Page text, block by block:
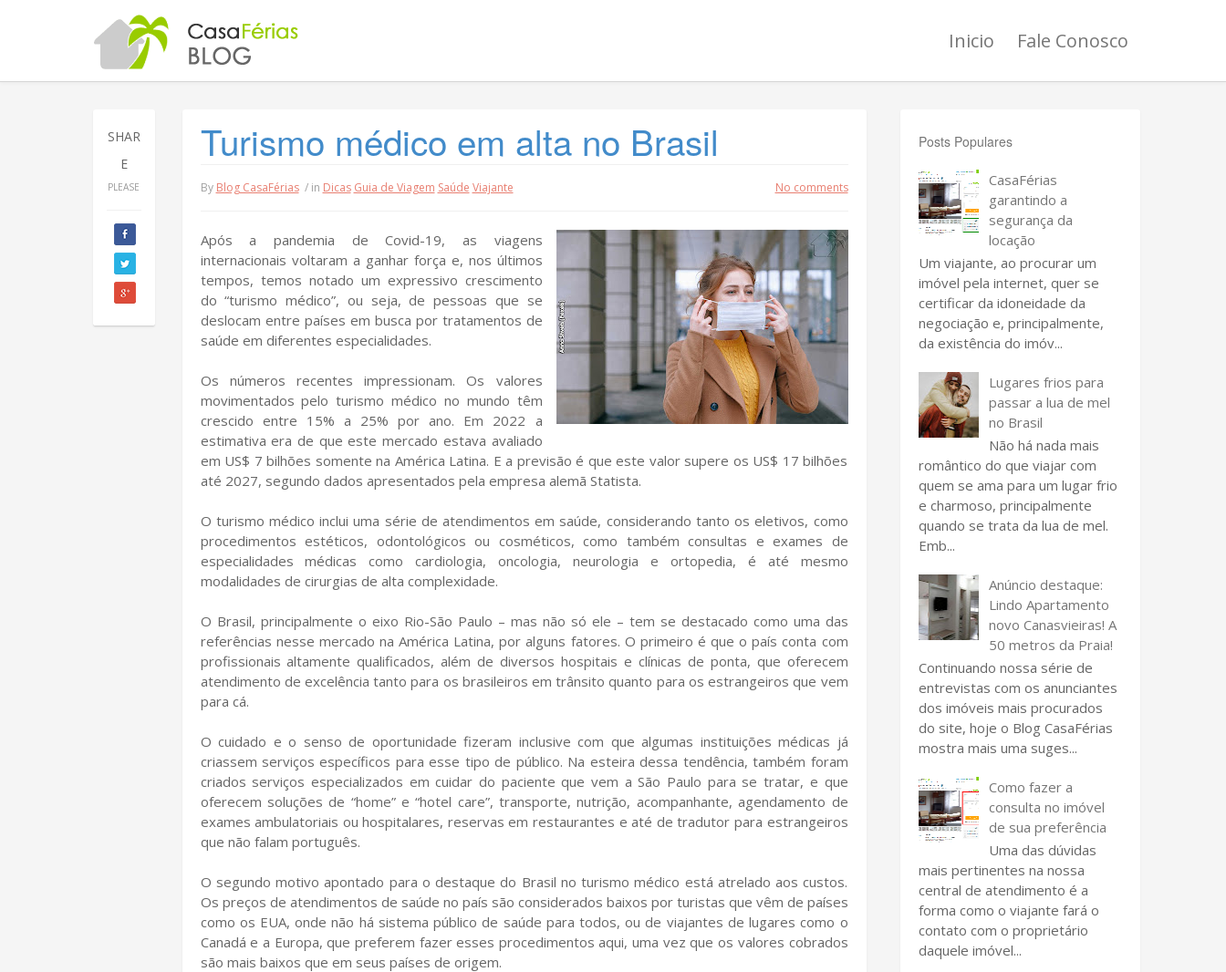
Inicio Fale Conosco
SHAR
E
PLEASE
Turismo médico em alta no Brasil
By Blog CasaFérias / in Dicas Guia de Viagem Saúde Viajante No comments
Após a pandemia de Covid-19, as viagens
internacionais voltaram a ganhar força e, nos últimos
tempos, temos notado um expressivo crescimento
do “turismo médico”, ou seja, de pessoas que se
deslocam entre países em busca por tratamentos de
saúde em diferentes especialidades.
Os números recentes impressionam. Os valores
movimentados pelo turismo médico no mundo têm
crescido entre 15% a 25% por ano. Em 2022 a
estimativa era de que este mercado estava avaliado
em US$ 7 bilhões somente na América Latina. E a previsão é que este valor supere os US$ 17 bilhões
até 2027, segundo dados apresentados pela empresa alemã Statista.
O turismo médico inclui uma série de atendimentos em saúde, considerando tanto os eletivos, como
procedimentos estéticos, odontológicos ou cosméticos, como também consultas e exames de
especialidades médicas como cardiologia, oncologia, neurologia e ortopedia, é até mesmo
modalidades de cirurgias de alta complexidade.
O Brasil, principalmente o eixo Rio-São Paulo – mas não só ele – tem se destacado como uma das
referências nesse mercado na América Latina, por alguns fatores. O primeiro é que o país conta com
profissionais altamente qualificados, além de diversos hospitais e clínicas de ponta, que oferecem
atendimento de excelência tanto para os brasileiros em trânsito quanto para os estrangeiros que vem
para cá.
O cuidado e o senso de oportunidade fizeram inclusive com que algumas instituições médicas já
criassem serviços específicos para esse tipo de público. Na esteira dessa tendência, também foram
criados serviços especializados em cuidar do paciente que vem a São Paulo para se tratar, e que
oferecem soluções de “home” e “hotel care”, transporte, nutrição, acompanhante, agendamento de
exames ambulatoriais ou hospitalares, reservas em restaurantes e até de tradutor para estrangeiros
que não falam português.
O segundo motivo apontado para o destaque do Brasil no turismo médico está atrelado aos custos.
Os preços de atendimentos de saúde no país são considerados baixos por turistas que vêm de países
como os EUA, onde não há sistema público de saúde para todos, ou de viajantes de lugares como o
Canadá e a Europa, que preferem fazer esses procedimentos aqui, uma vez que os valores cobrados
são mais baixos que em seus países de origem.
Posts Populares
CasaFérias
garantindo a
segurança da
locação
Um viajante, ao procurar um
imóvel pela internet, quer se
certificar da idoneidade da
negociação e, principalmente,
da existência do imóv...
Lugares frios para
passar a lua de mel
no Brasil
Não há nada mais
romântico do que viajar com
quem se ama para um lugar frio
e charmoso, principalmente
quando se trata da lua de mel.
Emb...
Anúncio destaque:
Lindo Apartamento
novo Canasvieiras! A
50 metros da Praia!
Continuando nossa série de
entrevistas com os anunciantes
dos imóveis mais procurados
do site, hoje o Blog CasaFérias
mostra mais uma suges...
Como fazer a
consulta no imóvel
de sua preferência
Uma das dúvidas
mais pertinentes na nossa
central de atendimento é a
forma como o viajante fará o
contato com o proprietário
daquele imóvel...